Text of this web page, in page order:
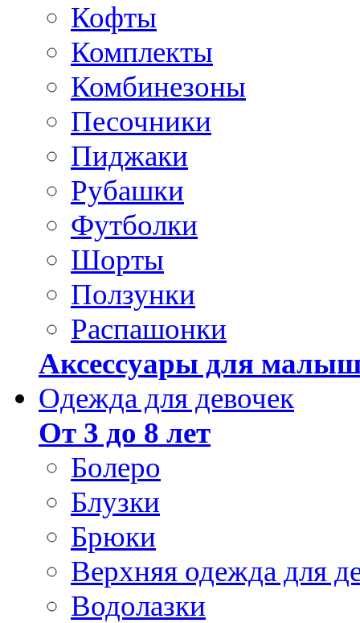
Кофты
Комплекты
Комбинезоны
Песочники
Пиджаки
Рубашки
Футболки
Шорты
Ползунки
Распашонки
Аксессуары для
Одежда для девочек
От 3 до 8 лет
Болеро
Блузки
Брюки
Верхняя одежда для
Водолазки